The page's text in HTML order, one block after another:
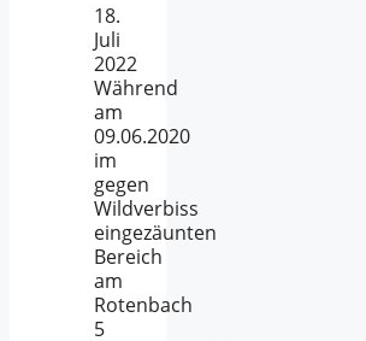
18.
Juli
2022
Während
am
09.06.2020
im
gegen
Wildverbiss
eingezäunten
Bereich
am
Rotenbach
5